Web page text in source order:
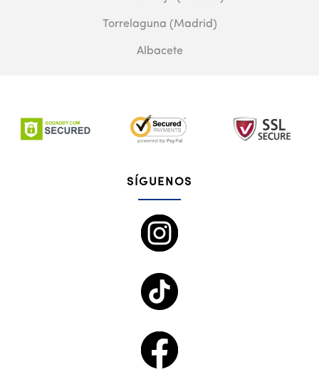
Torrelaguna (Madrid)
Albacete
SÍGUENOS